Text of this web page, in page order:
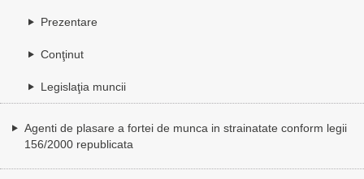
Prezentare
Conţinut
Legislaţia muncii
Agenti de plasare a fortei de munca in strainatate conform legii
156/2000 republicata